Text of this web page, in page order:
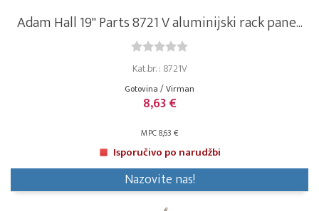
Adam Hall 19" Parts 8721 V aluminijski rack pane...
Kat.br. : 8721V
Gotovina / Virman
8,63 €
MPC 8,63 €
Isporučivo po narudžbi
Nazovite nas!